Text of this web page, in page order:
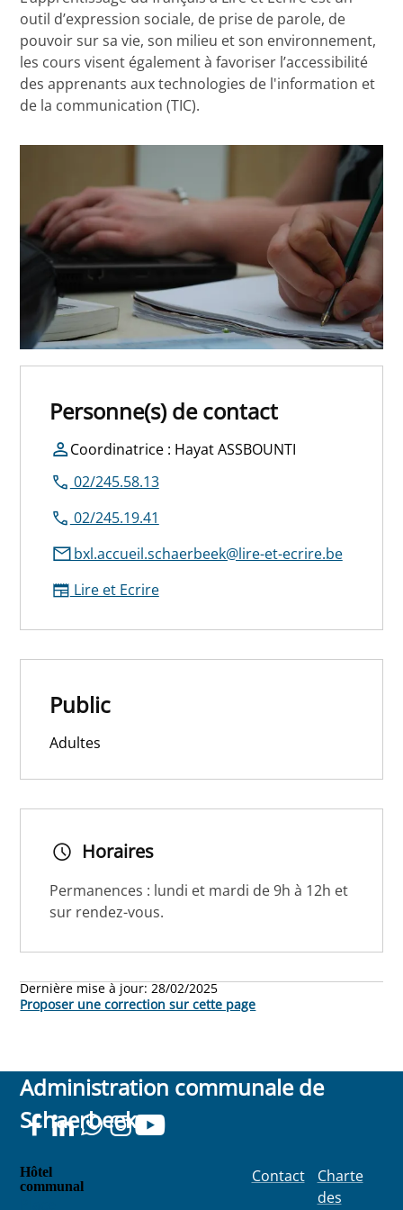
outil d’expression sociale, de prise de parole, de
pouvoir sur sa vie, son milieu et son environnement,
les cours visent également à favoriser l’accessibilité
des apprenants aux technologies de l'information et
de la communication (TIC).
Personne(s) de contact
Coordinatrice : Hayat ASSBOUNTI
02/245.58.13
02/245.19.41
bxl.accueil.schaerbeek@lire-et-ecrire.be
Lire et Ecrire
Public
Adultes
Horaires
Permanences : lundi et mardi de 9h à 12h et
sur rendez-vous.
Dernière mise à jour:28/02/2025
Proposer une correction sur cette page
Administration communale de
Schaerbeek
Hôtel
communal
Contact
Charte
des